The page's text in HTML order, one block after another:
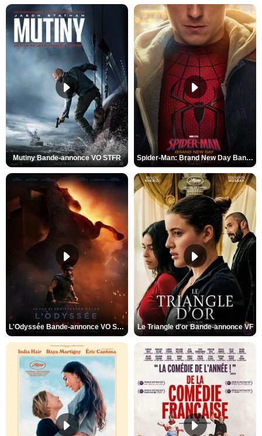
Mutiny Bande-annonce VO STFR Spider-Man: Brand New Day Bande-annonce VO STFR
L'Odyssée Bande-annonce VO STFR Le Triangle d'or Bande-annonce VF